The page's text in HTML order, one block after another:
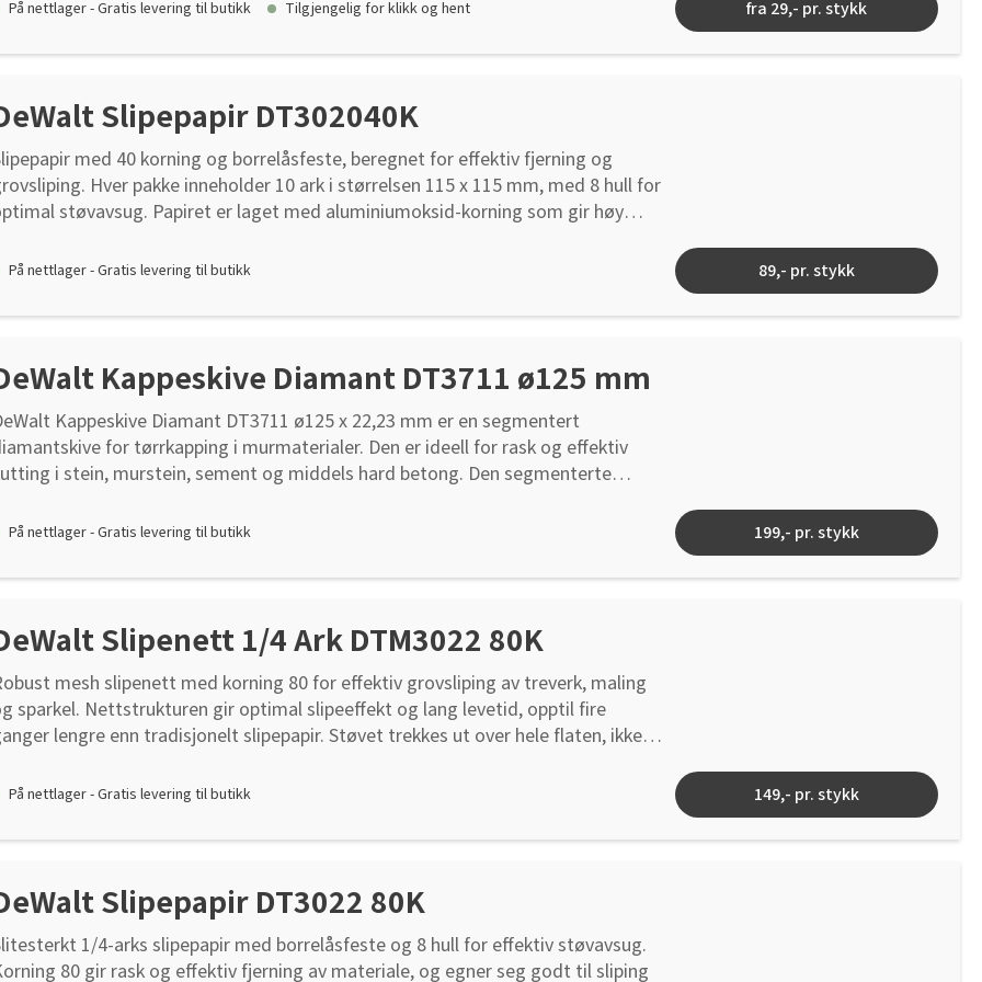
På nettlager - Gratis levering til butikk Tilgjengelig for klikk og hent fra 29,- pr. stykk
Slipepapir DT302040K
med 40 korning og borrelåsfeste, beregnet for effektiv fjerning og
Hver pakke inneholder 10 ark i størrelsen 115 x 115 mm, med 8 hull for
støvavsug. Papiret er laget med aluminiumoksid-korning som gir høy
holder seg på plass under krevende arbeid. Egnet for treverk, metall,
På nettlager - Gratis levering til butikk 89,- pr. stykk
Kappeskive Diamant DT3711 ø125 mm
Kappeskive Diamant DT3711 ø125 x 22,23 mm er en segmentert
for tørrkapping i murmaterialer. Den er ideell for rask og effektiv
i stein, murstein, sement og middels hard betong. Den segmenterte
På nettlager - Gratis levering til butikk 199,- pr. stykk
Slipenett 1/4 Ark DTM3022 80K
mesh slipenett med korning 80 for effektiv grovsliping av treverk, maling
sparkel. Nettstrukturen gir optimal slipeeffekt og lang levetid, opptil fire
lengre enn tradisjonelt slipepapir. Støvet trekkes ut over hele flaten, ikke
enkelt alle 1/4-ark maskiner, uavhengig av hullmønster, og kan rengjøres
På nettlager - Gratis levering til butikk 149,- pr. stykk
Slipepapir DT3022 80K
1/4-arks slipepapir med borrelåsfeste og 8 hull for effektiv støvavsug.
80 gir rask og effektiv fjerning av materiale, og egner seg godt til sliping